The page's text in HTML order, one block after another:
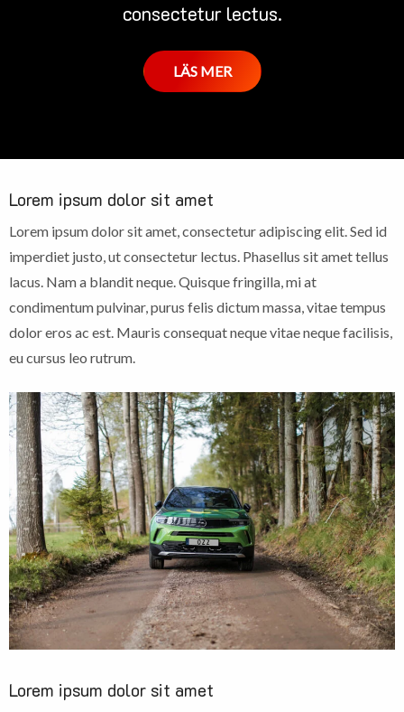
consectetur lectus.
LÄS MER
Lorem ipsum dolor sit amet
Lorem ipsum dolor sit amet, consectetur adipiscing elit. Sed id
imperdiet justo, ut consectetur lectus. Phasellus sit amet tellus
lacus. Nam a blandit neque. Quisque fringilla, mi at
condimentum pulvinar, purus felis dictum massa, vitae tempus
dolor eros ac est. Mauris consequat neque vitae neque facilisis,
eu cursus leo rutrum.
Lorem ipsum dolor sit amet